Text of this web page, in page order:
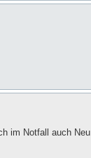
im Notfall auch Neu